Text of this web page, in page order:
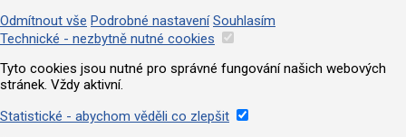
Odmítnout vše Podrobné nastavení Souhlasím
Technické - nezbytně nutné cookies
Tyto cookies jsou nutné pro správné fungování našich webových
stránek. Vždy aktivní.
Statistické - abychom věděli co zlepšit